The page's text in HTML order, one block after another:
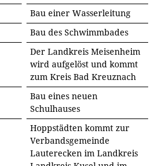
Bau einer Wasserleitung
Bau des Schwimmbades
Der Landkreis Meisenheim
wird aufgelöst und kommt
zum Kreis Bad Kreuznach
Bau eines neuen
Schulhauses
Hoppstädten kommt zur
Verbandsgemeinde
Lauterecken im Landkreis